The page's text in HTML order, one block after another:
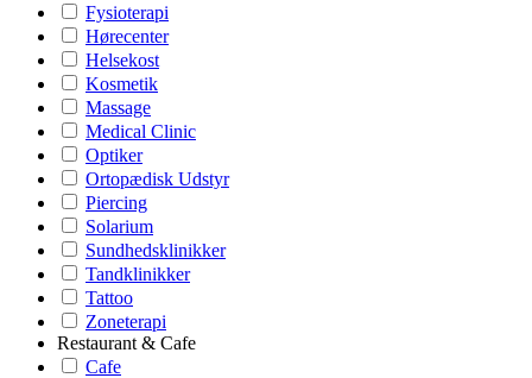
Fysioterapi
Hørecenter
Helsekost
Kosmetik
Massage
Medical Clinic
Optiker
Ortopædisk Udstyr
Piercing
Solarium
Sundhedsklinikker
Tandklinikker
Tattoo
Zoneterapi
Restaurant & Cafe
Cafe